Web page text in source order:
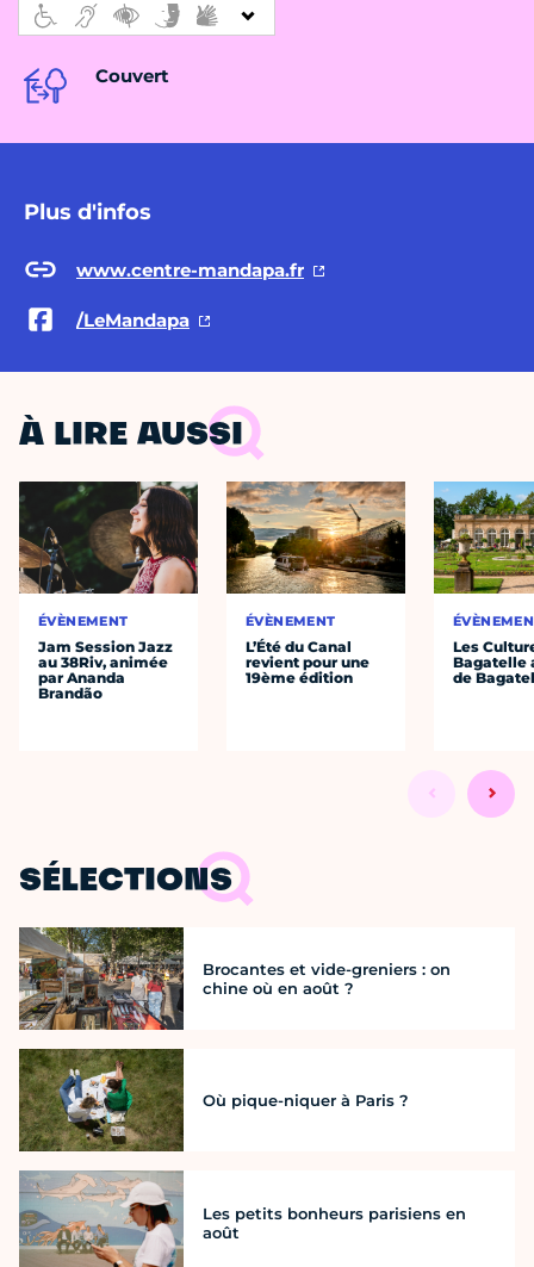
Couvert
Plus d'infos
www.centre-mandapa.fr
/LeMandapa
À LIRE AUSSI
ÉVÈNEMENT
Jam Session Jazz
au 38Riv, animée
par Ananda
Brandão
ÉVÈNEMENT
L’Été du Canal
revient pour une
19ème édition
Les
Bagatelle
de
SÉLECTIONS
Brocantes et vide-greniers : on
chine où en août ?
Où pique-niquer à Paris ?
Les petits bonheurs parisiens en
août